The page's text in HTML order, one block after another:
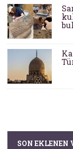
SON EKLENEN